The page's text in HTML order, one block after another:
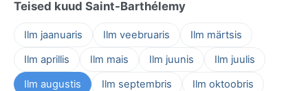
Teised kuud Saint-Barthélemy
Ilm jaanuaris Ilm veebruaris
Ilm märtsis
Ilm aprillis
Ilm mais Ilm juunis
Ilm juulis
Ilm augustis
Ilm septembris
Ilm oktoobris